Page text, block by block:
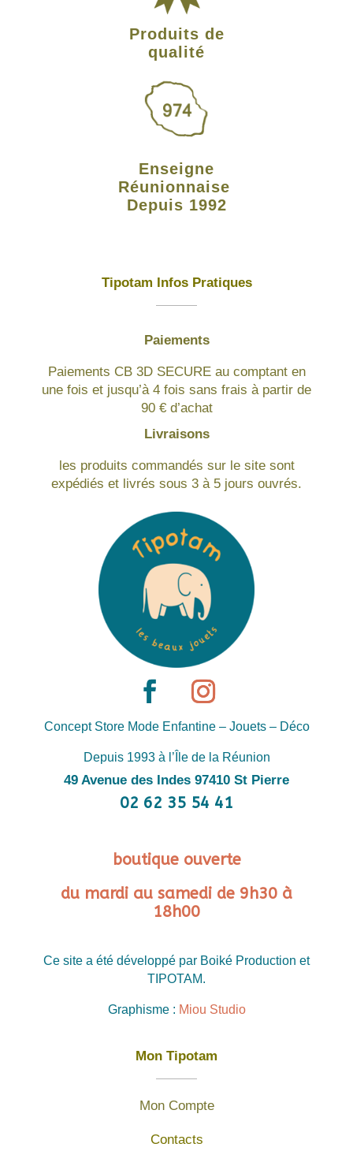
Produits de
qualité
Enseigne
Réunionnaise
Depuis 1992
Tipotam Infos Pratiques
Paiements
Paiements CB 3D SECURE au comptant en
une fois et jusqu’à 4 fois sans frais à partir de
90 € d’achat
Livraisons
les produits commandés sur le site sont
expédiés et livrés sous 3 à 5 jours ouvrés.
Concept Store Mode Enfantine – Jouets – Déco
Depuis 1993 à l’Île de la Réunion
49 Avenue des Indes 97410 St Pierre
02 62 35 54 41
boutique ouverte
du mardi au samedi de 9h30 à
18h00
Ce site a été développé par Boiké Production et
TIPOTAM.
Graphisme : Miou Studio
Mon Tipotam
Mon Compte
Contacts